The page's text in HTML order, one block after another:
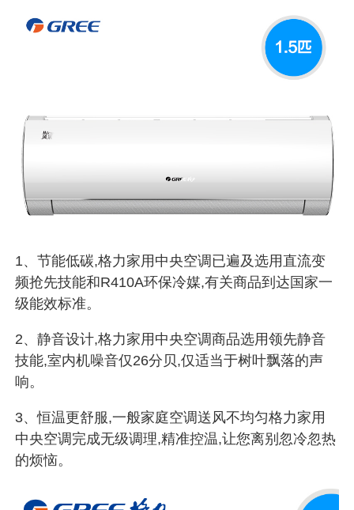
1、节能低碳,格力家用中央空调已遍及选用直流变
频抢先技能和R410A环保冷媒,有关商品到达国家一
级能效标准。
2、静音设计,格力家用中央空调商品选用领先静音
技能,室内机噪音仅26分贝,仅适当于树叶飘落的声
响。
3、恒温更舒服,一般家庭空调送风不均匀格力家用
中央空调完成无级调理,精准控温,让您离别忽冷忽热
的烦恼。